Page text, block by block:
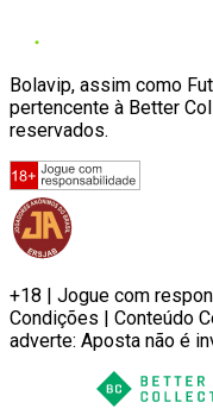
Bolavip, assim como
pertencente à Better
reservados.
+18 | Jogue com
Condições | Conteúdo
adverte: Aposta não é